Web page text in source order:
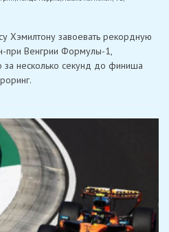
Хэмилтону завоевать рекордную
при Венгрии Формулы-1,
несколько секунд до финиша